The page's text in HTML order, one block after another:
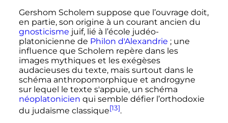
Gershom Scholem suppose que l’ouvrage doit,
en partie, son origine à un courant ancien du
gnosticisme juif, lié à l’école judéo-
platonicienne de Philon d'Alexandrie ; une
influence que Scholem repère dans les
images mythiques et les exégèses
audacieuses du texte, mais surtout dans le
schéma anthropomorphique et androgyne
sur lequel le texte s'appuie, un schéma
néoplatonicien qui semble défier l’orthodoxie
du judaïsme classique[13].